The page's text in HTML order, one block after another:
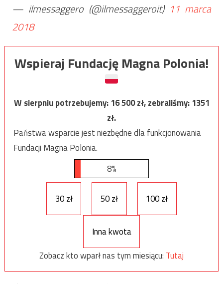
— ilmessaggero (@ilmessaggeroit) 11 marca
2018
Wspieraj Fundację Magna Polonia!
W sierpniu potrzebujemy:16 500zł, zebraliśmy:1351
zł.
Państwa wsparcie jest niezbędne dla funkcjonowania
Fundacji Magna Polonia.
8%
30 zł 50 zł 100 zł
Inna kwota
Zobacz kto wparł nas tym miesiącu: Tutaj